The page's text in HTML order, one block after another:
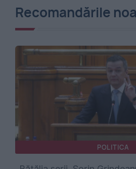
Recomandările
POLITICA